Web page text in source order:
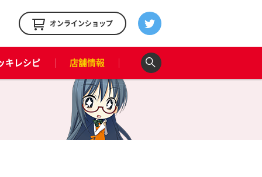
オンラインショップ
キレシピ 店舗情報